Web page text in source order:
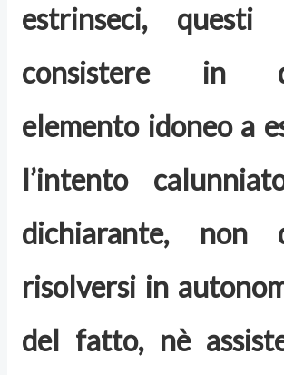
estrinseci, questi
consistere in
elemento idoneo a
l’intento
dichiarante, non
risolversi in
del fatto, nè